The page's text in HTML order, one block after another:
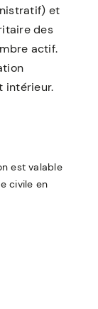
et
des
actif.
intérieur.
est valable
civile en